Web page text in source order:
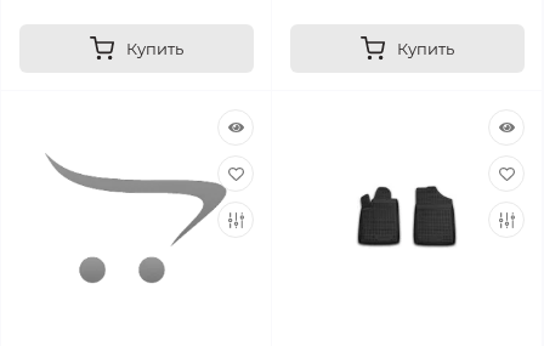
Купить Купить